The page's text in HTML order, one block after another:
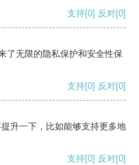
支持[0] 反对[0]
了无限的隐私保护和安全性保
支持[0] 反对[0]
升一下，比如能够支持更多地
支持[0] 反对[0]